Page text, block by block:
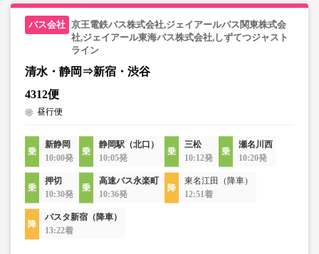
京王電鉄バス株式会社,ジェイアールバス関東株式会
社,ジェイアール東海バス株式会社,しずてつジャスト
ライン
清水・静岡⇒新宿・渋谷
4312便
昼行便
新静岡
10:00発
静岡駅（北口）
10:05発
三松
10:12発
瀬名川西
10:20発
押切
10:30発
高速バス永楽町
10:36発
東名江田（降車）
12:51着
バスタ新宿（降車）
13:22着